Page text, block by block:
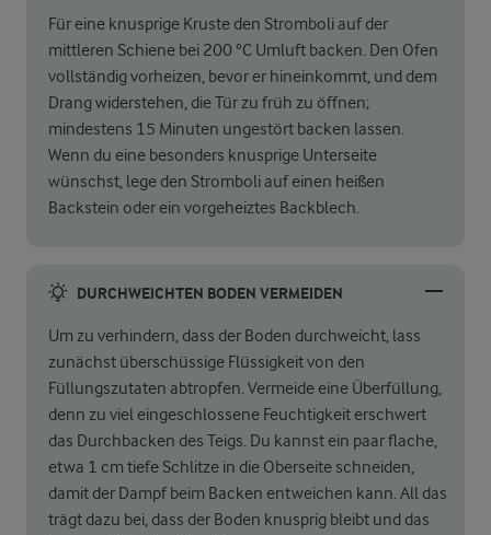
Für eine knusprige Kruste den Stromboli auf der
mittleren Schiene bei 200 °C Umluft backen. Den Ofen
vollständig vorheizen, bevor er hineinkommt, und dem
Drang widerstehen, die Tür zu früh zu öffnen;
mindestens 15 Minuten ungestört backen lassen.
Wenn du eine besonders knusprige Unterseite
wünschst, lege den Stromboli auf einen heißen
Backstein oder ein vorgeheiztes Backblech.
DURCHWEICHTEN BODEN VERMEIDEN
Um zu verhindern, dass der Boden durchweicht, lass
zunächst überschüssige Flüssigkeit von den
Füllungszutaten abtropfen. Vermeide eine Überfüllung,
denn zu viel eingeschlossene Feuchtigkeit erschwert
das Durchbacken des Teigs. Du kannst ein paar flache,
etwa 1 cm tiefe Schlitze in die Oberseite schneiden,
damit der Dampf beim Backen entweichen kann. All das
trägt dazu bei, dass der Boden knusprig bleibt und das